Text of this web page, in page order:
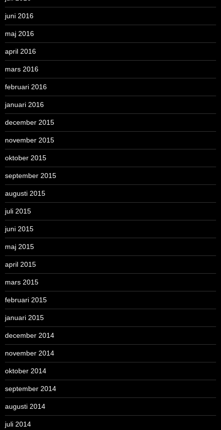
juni 2016
maj 2016
april 2016
mars 2016
februari 2016
januari 2016
december 2015
november 2015
oktober 2015
september 2015
augusti 2015
juli 2015
juni 2015
maj 2015
april 2015
mars 2015
februari 2015
januari 2015
december 2014
november 2014
oktober 2014
september 2014
augusti 2014
juli 2014